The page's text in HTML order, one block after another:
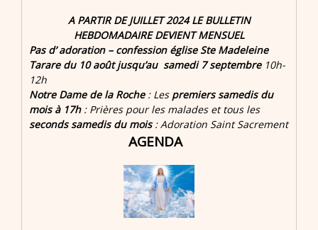
A PARTIR DE JUILLET 2024 LE BULLETIN
HEBDOMADAIRE DEVIENT MENSUEL
Pas d’ adoration – confession église Ste Madeleine
Tarare du 10 août jusqu’au samedi 7 septembre 10h-
12h
Notre Dame de la Roche: Les premiers samedis du
mois à 17h: Prières pour les malades et tous les
seconds samedis du mois: Adoration Saint Sacrement
AGENDA